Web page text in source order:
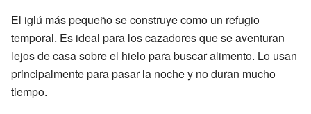
El iglú más pequeño se construye como un refugio
temporal. Es ideal para los cazadores que se aventuran
lejos de casa sobre el hielo para buscar alimento. Lo usan
principalmente para pasar la noche y no duran mucho
tiempo.